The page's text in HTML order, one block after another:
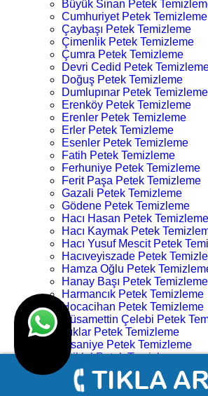
Büyük Sinan Petek
Cumhuriyet Petek Temizleme
Çaybaşı Petek Temizleme
Çimenlik Petek Temizleme
Çumra Petek Temizleme
Devri Cedid Petek
Doğuş Petek Temizleme
Dumlupınar Petek Temizleme
Erenköy Petek Temizleme
Erenler Petek Temizleme
Erler Petek Temizleme
Esenler Petek Temizleme
Fatih Petek Temizleme
Ferhuniye Petek Temizleme
Ferit Paşa Petek Temizleme
Gazali Petek Temizleme
Gödene Petek Temizleme
Hacı Hasan Petek Temizleme
Hacı Kaymak Petek
Hacı Yusuf Mescit Petek
Hacıveyiszade Petek
Hamza Oğlu Petek
Hanay Başı Petek Temizleme
Harmancık Petek Temizleme
Hocacihan Petek Temizleme
Hüsamettin Çelebi Petek
Işıklar Petek Temizleme
İhsaniye Petek Temizleme
İstiklal Petek Temizleme
Kampüs Petek Temizleme
Karahüyük Petek Temizleme